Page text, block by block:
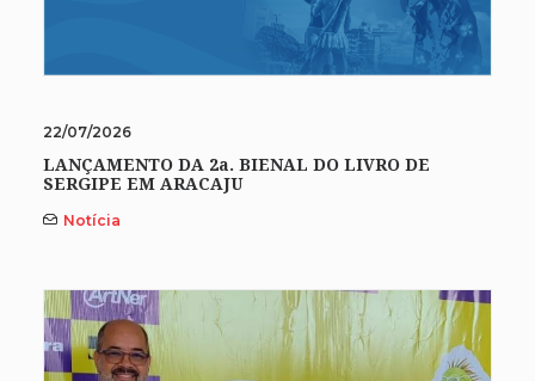
22/07/2026
LANÇAMENTO DA 2a. BIENAL DO LIVRO DE
SERGIPE EM ARACAJU
Notícia